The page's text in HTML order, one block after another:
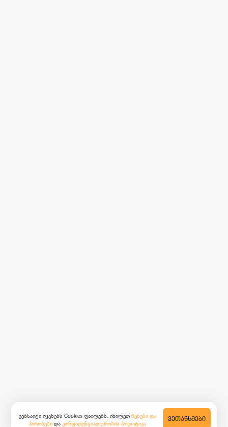
ვებსაიტი იყენებს Cookies ფაილებს. იხილეთ წესები და
პირობები და კონფიდენციალურობის პოლიტიკა
ᲕᲔᲗᲐᲜᲮᲛᲔᲑᲘ